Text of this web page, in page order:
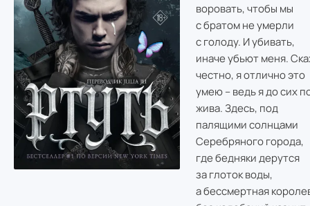
воровать, чтобы мы
с братом не умерли
с голоду. И убивать,
иначе убьют меня.
честно, я отлично это
умею – ведь я до сих
жива. Здесь, под
палящими солнцами
Серебряного города,
где бедняки дерутся
за глоток воды,
а бессмертная